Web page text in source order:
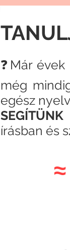
❓Már
még
egész
írásban és